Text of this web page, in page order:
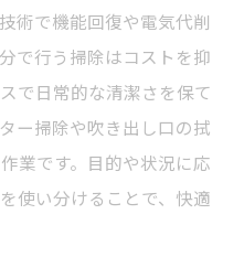
術で機能回復や電気代削
で行う掃除はコストを抑
で日常的な清潔さを保て
ー掃除や吹き出し口の拭
業です。目的や状況に応
使い分けることで、快適